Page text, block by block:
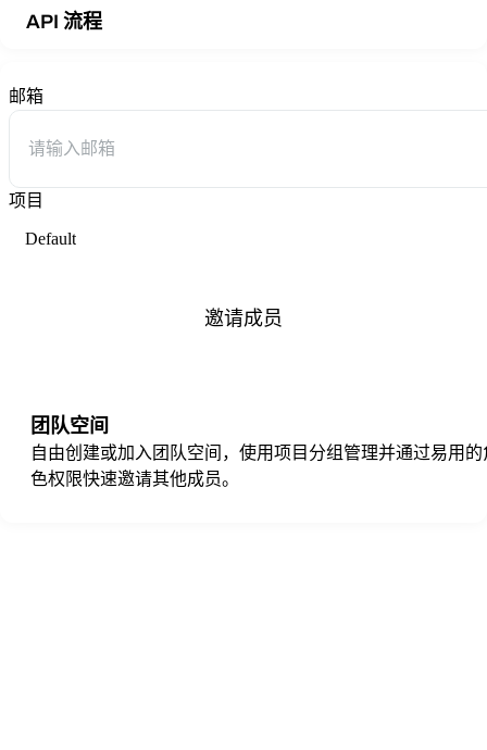
API 流程
团队空间
自由创建或加入团队空间，使用项目分组管理并通过易用的
色权限快速邀请其他成员。
邮箱
项目
Default
邀请成员